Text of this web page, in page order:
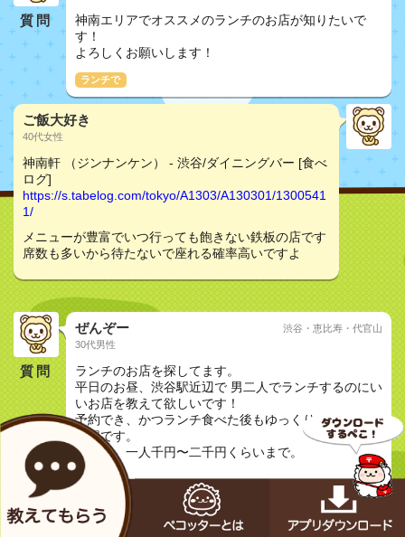
質問
神南エリアでオススメのランチのお店が知りたいで
す！
よろしくお願いします！
ランチで
ご飯大好き
40代女性
神南軒 （ジンナンケン） - 渋谷/ダイニングバー [食べ
ログ]
https://s.tabelog.com/tokyo/A1303/A130301/1300541
1/
メニューが豊富でいつ行っても飽きない鉄板の店です
席数も多いから待たないで座れる確率高いですよ
質問
ぜんぞー
30代男性
渋谷・恵比寿・代官山
ランチのお店を探してます。
平日のお昼、渋谷駅近辺で 男二人でランチするのにい
いお店を教えて欲しいです！
予約でき、かつランチ食べた後もゆっくりできるのが
理想です。
予算は、一人千円〜二千円くらいまで。
友達と
なな☆